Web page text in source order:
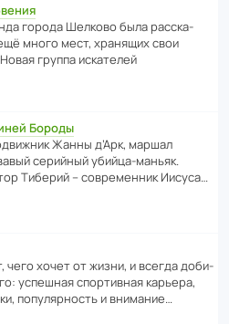
города Шелково была расска­
много мест, хранящих свои
группа иска­телей
Бороды
Жанны д’Арк, маршал
серийный убийца-маньяк.
Тиберий – совре­менник Иисуса…
чего хочет от жизни, и всегда доби­
успе­шная спор­ти­вная карьера,
попу­ля­р­ность и внимание…